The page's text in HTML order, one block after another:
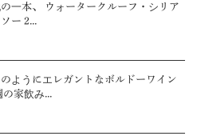
一本、 ウォータークルーフ・シリア
ー 2...
ようにエレガントなボルドーワイン
の家飲み...